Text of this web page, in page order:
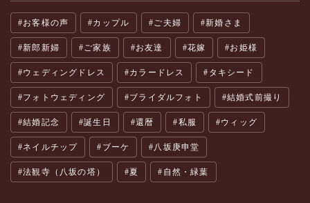
お客様の声 カップル ご夫婦 新婚さま
新郎新婦 ご家族 お友達 花嫁 お姫様
ウェディングドレス カラードレス タキシード
フォトウェディング ブライダルフォト 結婚式前撮り
結婚記念 誕生日 還暦 私服 ウィッグ
ネイルチップ ブーケ 八坂庚申堂
法観寺（八坂の塔） 夏 自然・緑葉